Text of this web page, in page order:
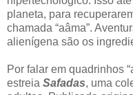
planeta, para
chamada “aâma”.
alienígena são os
Por falar em quadrinhos
estreia Safadas, uma